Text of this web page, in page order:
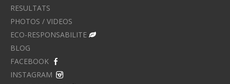
RESULTATS
PHOTOS / VIDEOS
ECO-RESPONSABILITE
BLOG
FACEBOOK
INSTAGRAM